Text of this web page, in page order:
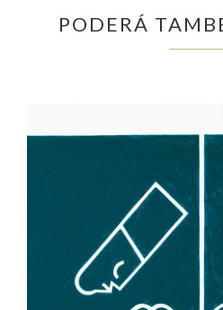
PODERÁ